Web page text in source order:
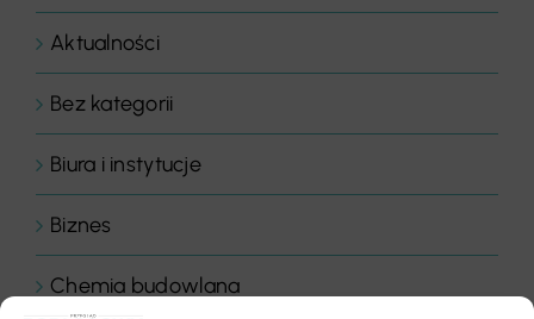
Aktualności
Bez kategorii
Biura i instytucje
Biznes
Chemia budowlana